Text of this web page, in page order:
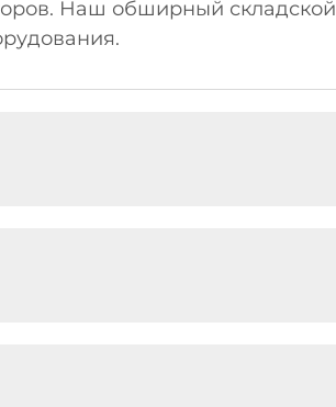
Наш обширный складской